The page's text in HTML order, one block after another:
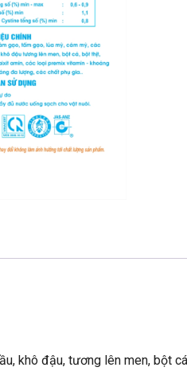
khô đậu, tương lên men, bột